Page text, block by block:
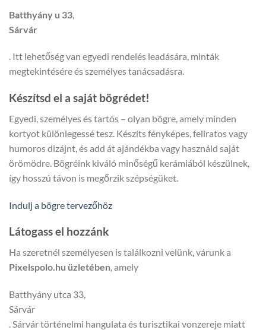
Batthyány u 33
Sárvár
. Itt lehetőség van egyedi rendelés leadására, minták
megtekintésére és személyes tanácsadásra.
Készítsd el a saját bögrédet!
Egyedi, személyes és tartós – olyan bögre, amely minden
kortyot különlegessé tesz. Készíts fényképes, feliratos vagy
humoros dizájnt, és add át ajándékba vagy használd saját
örömödre. Bögréink kiváló minőségű kerámiából készülnek,
így hosszú távon is megőrzik szépségüket.
Indulj a bögre tervezőhöz
Látogass el hozzánk
Ha szeretnél személyesen is találkozni velünk, várunk a
Pixelspolo.hu üzletében, amely
Batthyány utca 33,
Sárvár
. Sárvár történelmi hangulata és turisztikai vonzereje miatt